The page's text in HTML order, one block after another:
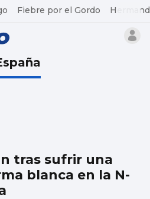
Fiebre por el Gordo
tras sufrir una
blanca en la N-